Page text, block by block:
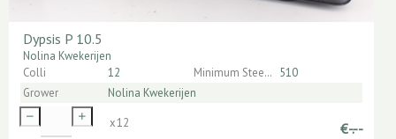
Dypsis P 10.5
Nolina Kwekerijen
Colli
12 Minimum Steellengte 510
Grower
Nolina Kwekerijen
€-.--
x12